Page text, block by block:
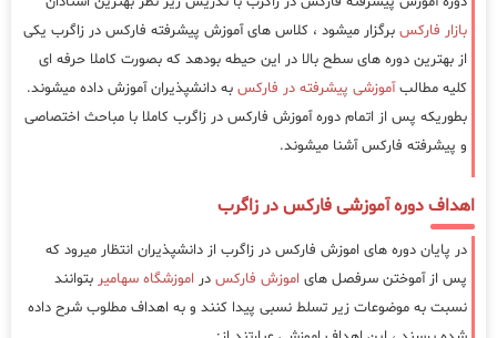
بازار فارکس برگزار میشود ، کلاس های آموزش پیشرفته فارکس در زاگرب یکی
از بهترین دوره های سطح بالا در این حیطه بودهد که بصورت کاملا حرفه ای
کلیه مطالبآموزشی پیشرفته در فارکس به دانشپذیران آموزش داده میشوند.
بطوریکه پس از اتمام دوره آموزش فارکس در زاگرب کاملا با مباحث اختصاصی
و پیشرفته فارکس آشنا میشوند.
اهداف دوره آموزشی فارکس در زاگرب
در پایان دوره های اموزش فارکس در زاگرب از دانشپذیران انتظار میرود که
پس از آموختن سرفصل های اموزش فارکس در اموزشگاه سهامیر بتوانند
نسبت به موضوعات زیر تسلط نسبی پیدا کنند و به اهداف مطلوب شرح داده